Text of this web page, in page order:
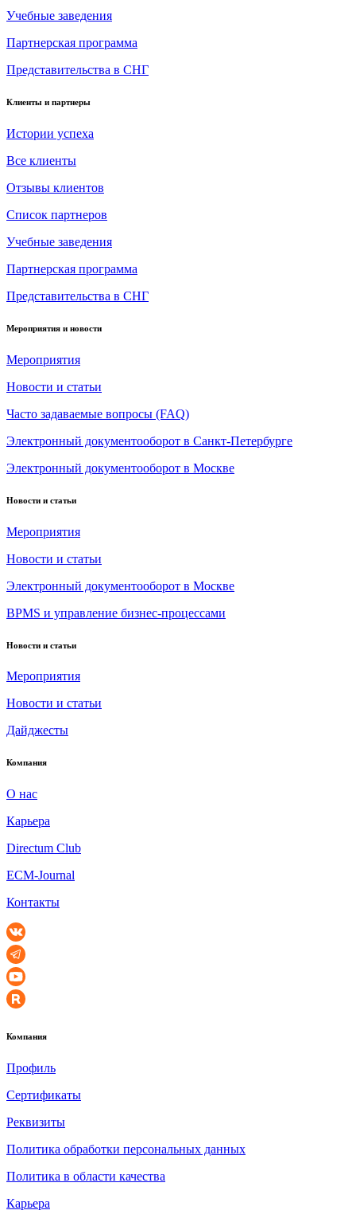
Учебные заведения
Партнерская программа
Представительства в СНГ
Клиенты и партнеры
Истории успеха
Все клиенты
Отзывы клиентов
Список партнеров
Учебные заведения
Партнерская программа
Представительства в СНГ
Мероприятия и новости
Мероприятия
Новости и статьи
Часто задаваемые вопросы (FAQ)
Электронный документооборот в Санкт-Петербурге
Электронный документооборот в Москве
Новости и статьи
Мероприятия
Новости и статьи
Электронный документооборот в Москве
BPMS и управление бизнес-процессами
Новости и статьи
Мероприятия
Новости и статьи
Дайджесты
Компания
О нас
Карьера
Directum Club
ECM-Journal
Контакты
Компания
Профиль
Сертификаты
Реквизиты
Политика обработки персональных данных
Политика в области качества
Карьера